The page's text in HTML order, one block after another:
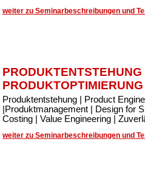
weiter zu Seminarbeschreibungen und
PRODUKTENTSTEHUNG
PRODUKTOPTIMIERUNG
Produktentstehung | Product
|Produktmanagement | Design for
Costing | Value Engineering |
weiter zu Seminarbeschreibungen und